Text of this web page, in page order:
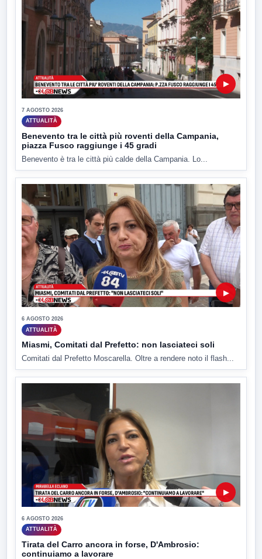
▶
7 AGOSTO 2026
ATTUALITÀ
Benevento tra le città più roventi della Campania,
piazza Fusco raggiunge i 45 gradi
Benevento è tra le città più calde della Campania. Lo...
▶
6 AGOSTO 2026
ATTUALITÀ
Miasmi, Comitati dal Prefetto: non lasciateci soli
Comitati dal Prefetto Moscarella. Oltre a rendere noto il flash...
▶
6 AGOSTO 2026
ATTUALITÀ
Tirata del Carro ancora in forse, D'Ambrosio:
continuiamo a lavorare